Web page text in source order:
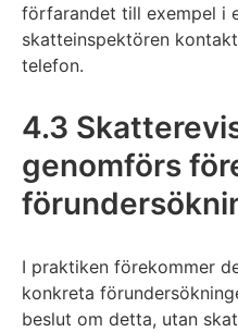
förfarandet till exempel i
skatteinspektören
telefon.
4.3
genomförs
I praktiken förekommer
konkreta
beslut om detta, utan